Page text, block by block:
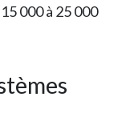
000 à 25 000